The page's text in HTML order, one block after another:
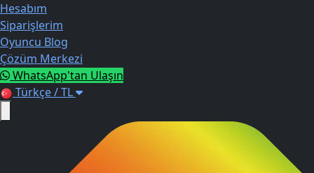
Hesabım
Siparişlerim
Oyuncu Blog
Çözüm Merkezi
WhatsApp'tan Ulaşın
Türkçe / TL